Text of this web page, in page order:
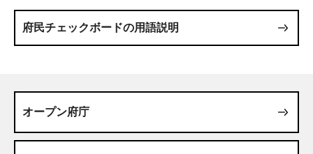
府民チェックボードの用語説明
オープン府庁